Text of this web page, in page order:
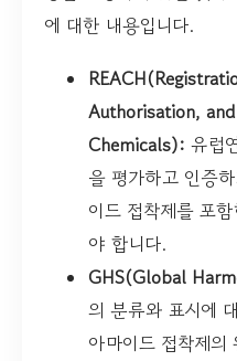
에 대한 내용입니다.
Authorisation,
Chemicals): 유럽
을 평가하고 인증
이드 접착제를 포
야 합니다.
GHS(Global
의 분류와 표시에
아마이드 접착제의